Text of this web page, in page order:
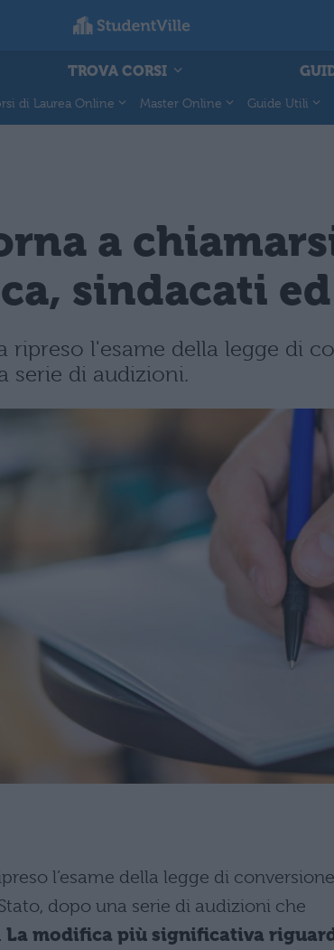
TROVA CORSI
di Laurea Online Master Online Guide Utili
a
sindacati
ripreso l'esame della legge di
serie di audizioni.
l’esame della legge di conversione
dopo una serie di audizioni che
La modifica più significativa